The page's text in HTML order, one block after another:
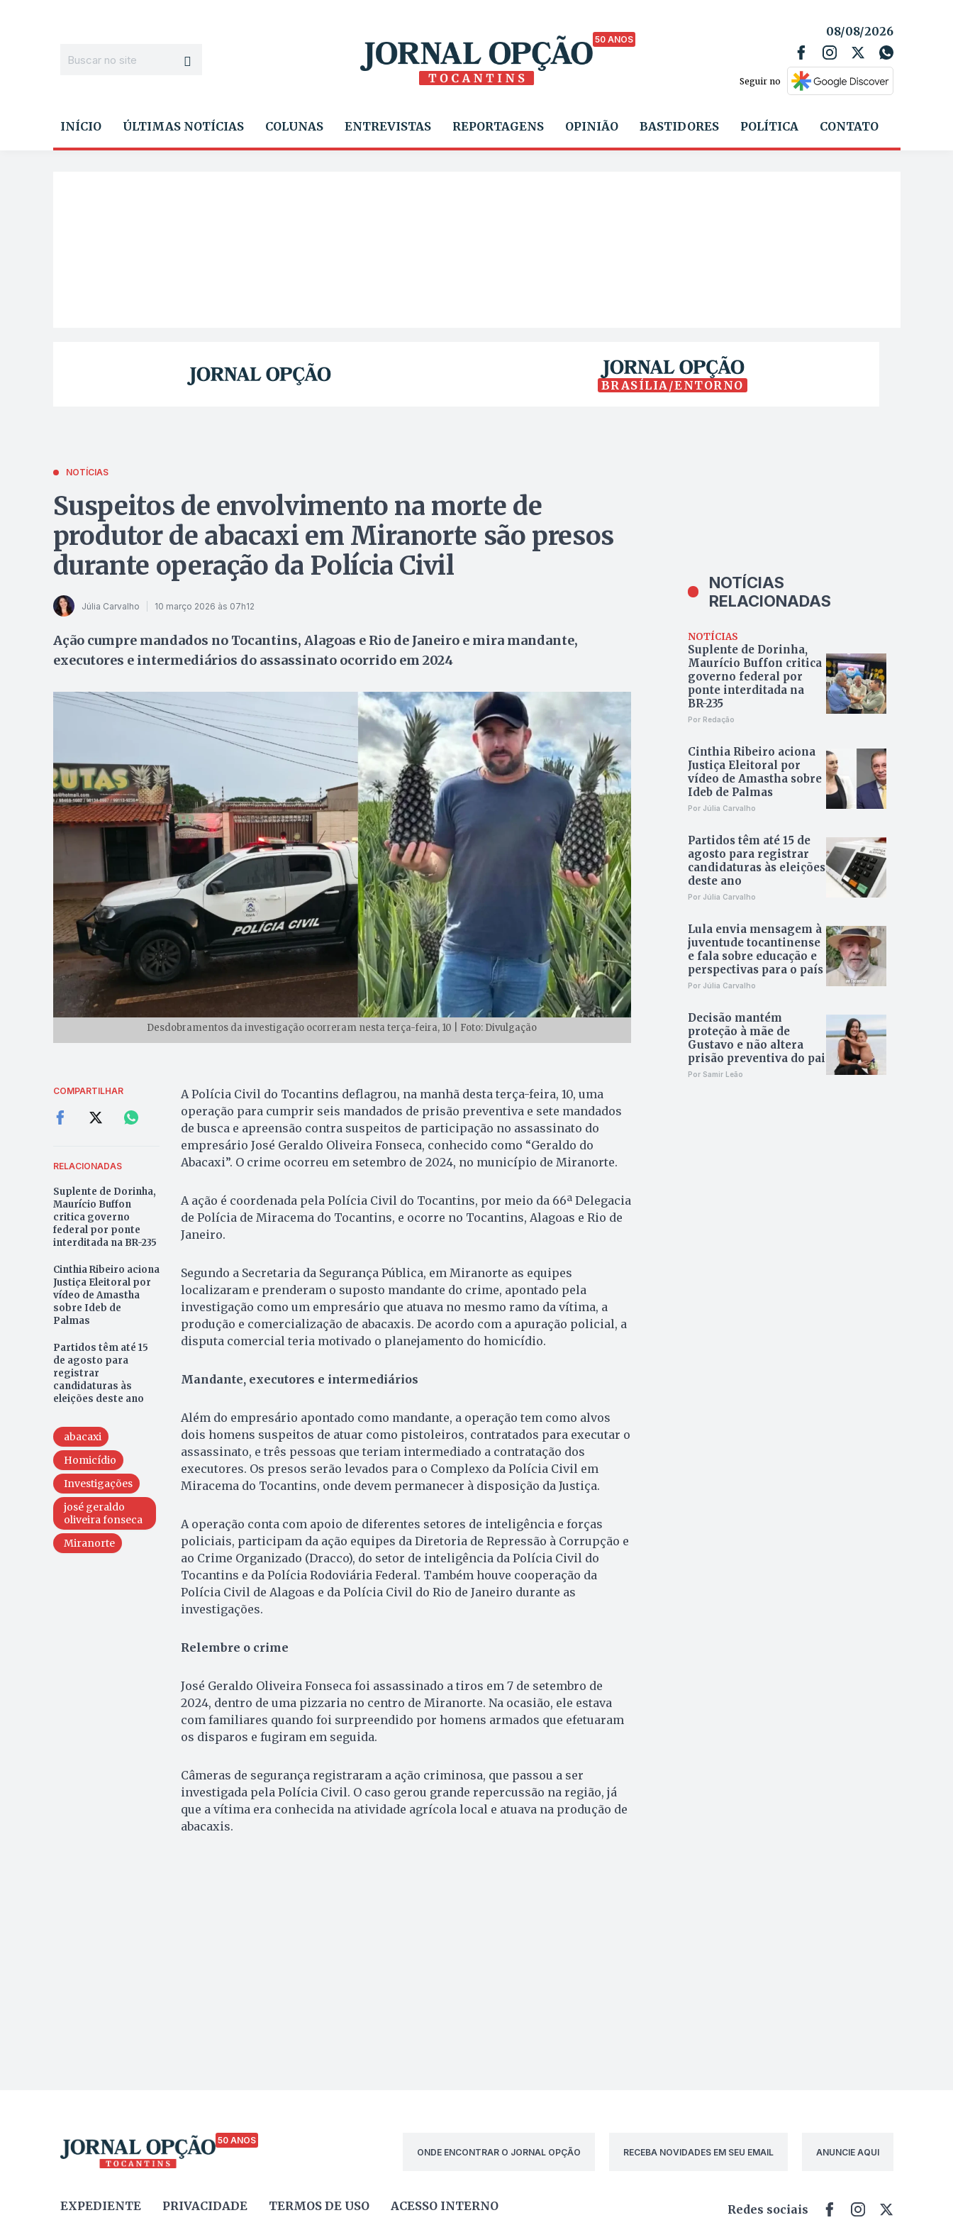
50 ANOS
08/08/2026
Seguir no
INÍCIO ÚLTIMAS NOTÍCIAS COLUNAS ENTREVISTAS REPORTAGENS OPINIÃO BASTIDORES POLÍTICA CONTATO
BRASÍLIA/ENTORNO
NOTÍCIAS
Suspeitos de envolvimento na morte de
produtor de abacaxi em Miranorte são presos
durante operação da Polícia Civil
Júlia Carvalho 10 março 2026 às 07h12
Ação cumpre mandados no Tocantins, Alagoas e Rio de Janeiro e mira mandante,
executores e intermediários do assassinato ocorrido em 2024
Desdobramentos da investigação ocorreram nesta terça-feira, 10 | Foto: Divulgação
COMPARTILHAR
RELACIONADAS
Suplente de Dorinha,
Maurício Buffon
critica governo
federal por ponte
interditada na BR-235
Cinthia Ribeiro aciona
Justiça Eleitoral por
vídeo de Amastha
sobre Ideb de
Palmas
Partidos têm até 15
de agosto para
registrar
candidaturas às
eleições deste ano
abacaxi
Homicídio
Investigações
josé geraldo
oliveira fonseca
Miranorte
A Polícia Civil do Tocantins deflagrou, na manhã desta terça-feira, 10, uma
operação para cumprir seis mandados de prisão preventiva e sete mandados
de busca e apreensão contra suspeitos de participação no assassinato do
empresário José Geraldo Oliveira Fonseca, conhecido como “Geraldo do
Abacaxi”. O crime ocorreu em setembro de 2024, no município de Miranorte.
A ação é coordenada pela Polícia Civil do Tocantins, por meio da 66ª Delegacia
de Polícia de Miracema do Tocantins, e ocorre no Tocantins, Alagoas e Rio de
Janeiro.
Segundo a Secretaria da Segurança Pública, em Miranorte as equipes
localizaram e prenderam o suposto mandante do crime, apontado pela
investigação como um empresário que atuava no mesmo ramo da vítima, a
produção e comercialização de abacaxis. De acordo com a apuração policial, a
disputa comercial teria motivado o planejamento do homicídio.
Mandante, executores e intermediários
Além do empresário apontado como mandante, a operação tem como alvos
dois homens suspeitos de atuar como pistoleiros, contratados para executar o
assassinato, e três pessoas que teriam intermediado a contratação dos
executores. Os presos serão levados para o Complexo da Polícia Civil em
Miracema do Tocantins, onde devem permanecer à disposição da Justiça.
A operação conta com apoio de diferentes setores de inteligência e forças
policiais, participam da ação equipes da Diretoria de Repressão à Corrupção e
ao Crime Organizado (Dracco), do setor de inteligência da Polícia Civil do
Tocantins e da Polícia Rodoviária Federal. Também houve cooperação da
Polícia Civil de Alagoas e da Polícia Civil do Rio de Janeiro durante as
investigações.
Relembre o crime
José Geraldo Oliveira Fonseca foi assassinado a tiros em 7 de setembro de
2024, dentro de uma pizzaria no centro de Miranorte. Na ocasião, ele estava
com familiares quando foi surpreendido por homens armados que efetuaram
os disparos e fugiram em seguida.
Câmeras de segurança registraram a ação criminosa, que passou a ser
investigada pela Polícia Civil. O caso gerou grande repercussão na região, já
que a vítima era conhecida na atividade agrícola local e atuava na produção de
abacaxis.
NOTÍCIAS
RELACIONADAS
NOTÍCIAS
Suplente de Dorinha,
Maurício Buffon critica
governo federal por
ponte interditada na
BR-235
Por Redação
Cinthia Ribeiro aciona
Justiça Eleitoral por
vídeo de Amastha sobre
Ideb de Palmas
Por Júlia Carvalho
Partidos têm até 15 de
agosto para registrar
candidaturas às eleições
deste ano
Por Júlia Carvalho
Lula envia mensagem à
juventude tocantinense
e fala sobre educação e
perspectivas para o país
Por Júlia Carvalho
Decisão mantém
proteção à mãe de
Gustavo e não altera
prisão preventiva do pai
Por Samir Leão
50 ANOS
ONDE ENCONTRAR O JORNAL OPÇÃO
RECEBA NOVIDADES EM SEU EMAIL ANUNCIE AQUI
EXPEDIENTE PRIVACIDADE TERMOS DE USO ACESSO INTERNO Redes sociais